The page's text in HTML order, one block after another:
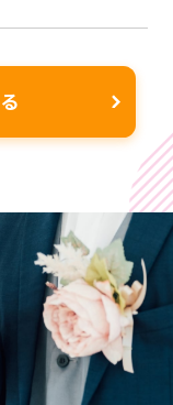
月 29 日(月) ～